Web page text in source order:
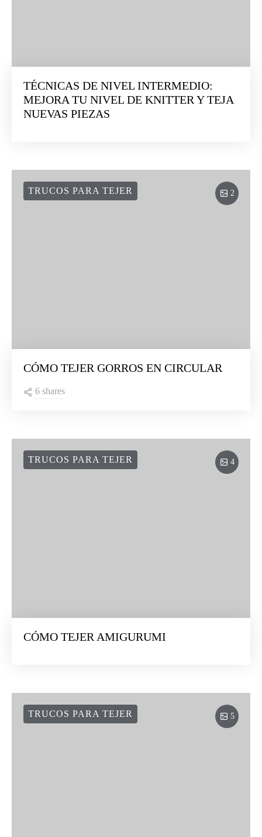
TÉCNICAS DE NIVEL INTERMEDIO:
MEJORA TU NIVEL DE KNITTER Y TEJA
NUEVAS PIEZAS
2
TRUCOS PARA TEJER
CÓMO TEJER GORROS EN CIRCULAR
6 shares
4
TRUCOS PARA TEJER
CÓMO TEJER AMIGURUMI
5
TRUCOS PARA TEJER